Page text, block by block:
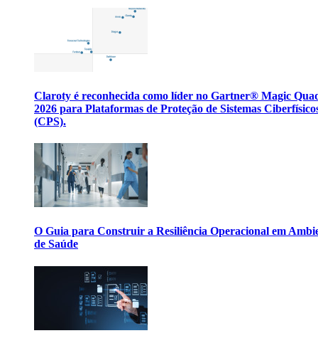
Claroty é reconhecida como líder no Gartner® Magic
2026 para Plataformas de Proteção de Sistemas
(CPS).
O Guia para Construir a Resiliência Operacional em
de Saúde